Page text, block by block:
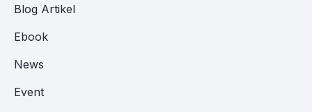
Blog Artikel
Ebook
News
Event